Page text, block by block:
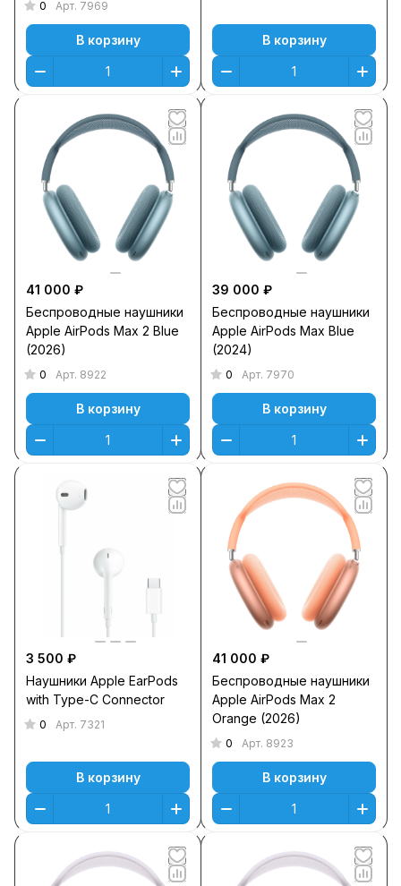
0 Арт. 7969
В корзину В корзину
41 000 ₽
Беспроводные наушники
Apple AirPods Max 2 Blue
(2026)
0 Арт. 8922
В корзину
39 000 ₽
Беспроводные наушники
Apple AirPods Max Blue
(2024)
0 Арт. 7970
В корзину
3 500 ₽
Наушники Apple EarPods
with Type-C Connector
0 Арт. 7321
В корзину
41 000 ₽
Беспроводные наушники
Apple AirPods Max 2
Orange (2026)
0 Арт. 8923
В корзину